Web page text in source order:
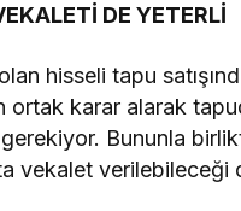
DE YETERLİ
hisseli tapu
ortak karar alarak
gerekiyor. Bununla
vekalet verilebileceği